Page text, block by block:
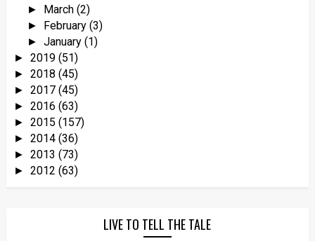
► March(2)
► February(3)
►January(1)
► 2019 (51)
► 2018 (45)
► 2017 (45)
► 2016 (63)
► 2015 (157)
► 2014 (36)
► 2013 (73)
► 2012 (63)
LIVE TO TELL THE TALE